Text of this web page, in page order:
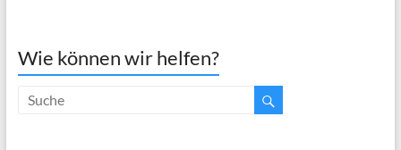
Wie können wir helfen?